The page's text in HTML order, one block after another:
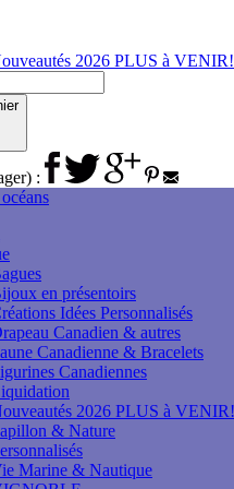
2026 PLUS à
:
en présentoirs
Idées Personnalisés
Canadien & autres
Canadienne & Bracelets
Canadiennes
2026 PLUS à
& Nature
Marine & Nautique